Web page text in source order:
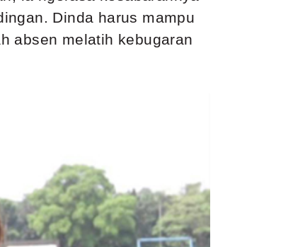
Dinda harus mampu
absen melatih kebugaran